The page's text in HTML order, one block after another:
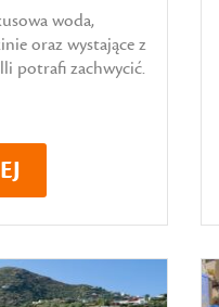
woda,
oraz wystające z
potrafi zachwycić.